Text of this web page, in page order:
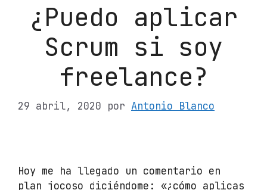
¿Puedo aplicar
Scrum si soy
freelance?
29 abril, 2020 por Antonio Blanco
Hoy me ha llegado un comentario en
plan jocoso diciéndome: «¿cómo aplicas